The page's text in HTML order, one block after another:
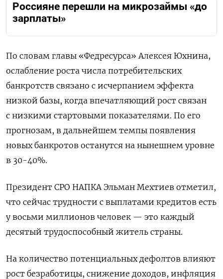
Россияне перешли на микрозаймы «до
зарплаты»
По словам главы «Федресурса» Алексея Юхнина,
ослабление роста числа потребительских
банкротств связано с исчерпанием эффекта
низкой базы, когда впечатляющий рост связан
с низкими стартовыми показателями. По его
прогнозам, в дальнейшем темпы появления
новых банкротов останутся на нынешнем уровне
в 30-40%.
Президент СРО НАПКА Эльман Мехтиев отметил,
что сейчас трудности с выплатами кредитов есть
у восьми миллионов человек — это каждый
десятый трудоспособный житель страны.
На количество потенциальных дефолтов влияют
рост безработицы, снижение доходов, инфляция